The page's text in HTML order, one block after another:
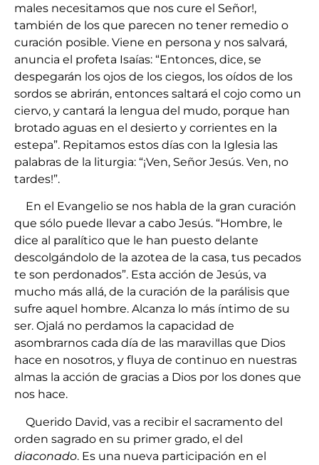
males necesitamos que nos cure el Señor!,
también de los que parecen no tener remedio o
curación posible. Viene en persona y nos salvará,
anuncia el profeta Isaías: “Entonces, dice, se
despegarán los ojos de los ciegos, los oídos de los
sordos se abrirán, entonces saltará el cojo como un
ciervo, y cantará la lengua del mudo, porque han
brotado aguas en el desierto y corrientes en la
estepa”. Repitamos estos días con la Iglesia las
palabras de la liturgia: “¡Ven, Señor Jesús. Ven, no
tardes!”.
En el Evangelio se nos habla de la gran curación
que sólo puede llevar a cabo Jesús. “Hombre, le
dice al paralítico que le han puesto delante
descolgándolo de la azotea de la casa, tus pecados
te son perdonados”. Esta acción de Jesús, va
mucho más allá, de la curación de la parálisis que
sufre aquel hombre. Alcanza lo más íntimo de su
ser. Ojalá no perdamos la capacidad de
asombrarnos cada día de las maravillas que Dios
hace en nosotros, y fluya de continuo en nuestras
almas la acción de gracias a Dios por los dones que
nos hace.
Querido David, vas a recibir el sacramento del
orden sagrado en su primer grado, el del
diaconado. Es una nueva participación en el